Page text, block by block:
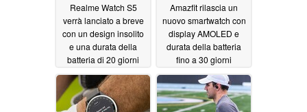
Realme Watch S5
verrà lanciato a breve
con un design insolito
e una durata della
batteria di 20 giorni
05/14/2026
Amazfit rilascia un
nuovo smartwatch con
display AMOLED e
durata della batteria
fino a 30 giorni
05/13/2026